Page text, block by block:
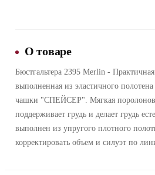
О товаре
Бюстгальтера 2395 Merlin -
выполненная из эластичного
чашки "СПЕЙСЕР". Мягкая
поддерживает грудь и делает грудь
выполнен из упругого плотного
корректировать объем и силуэт по